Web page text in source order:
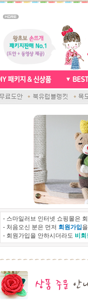
- 스마일러브 인터넷 쇼핑몰은
- 처음오신 분은 먼저 회원가입
- 회원가입을 안하시더라도 비회